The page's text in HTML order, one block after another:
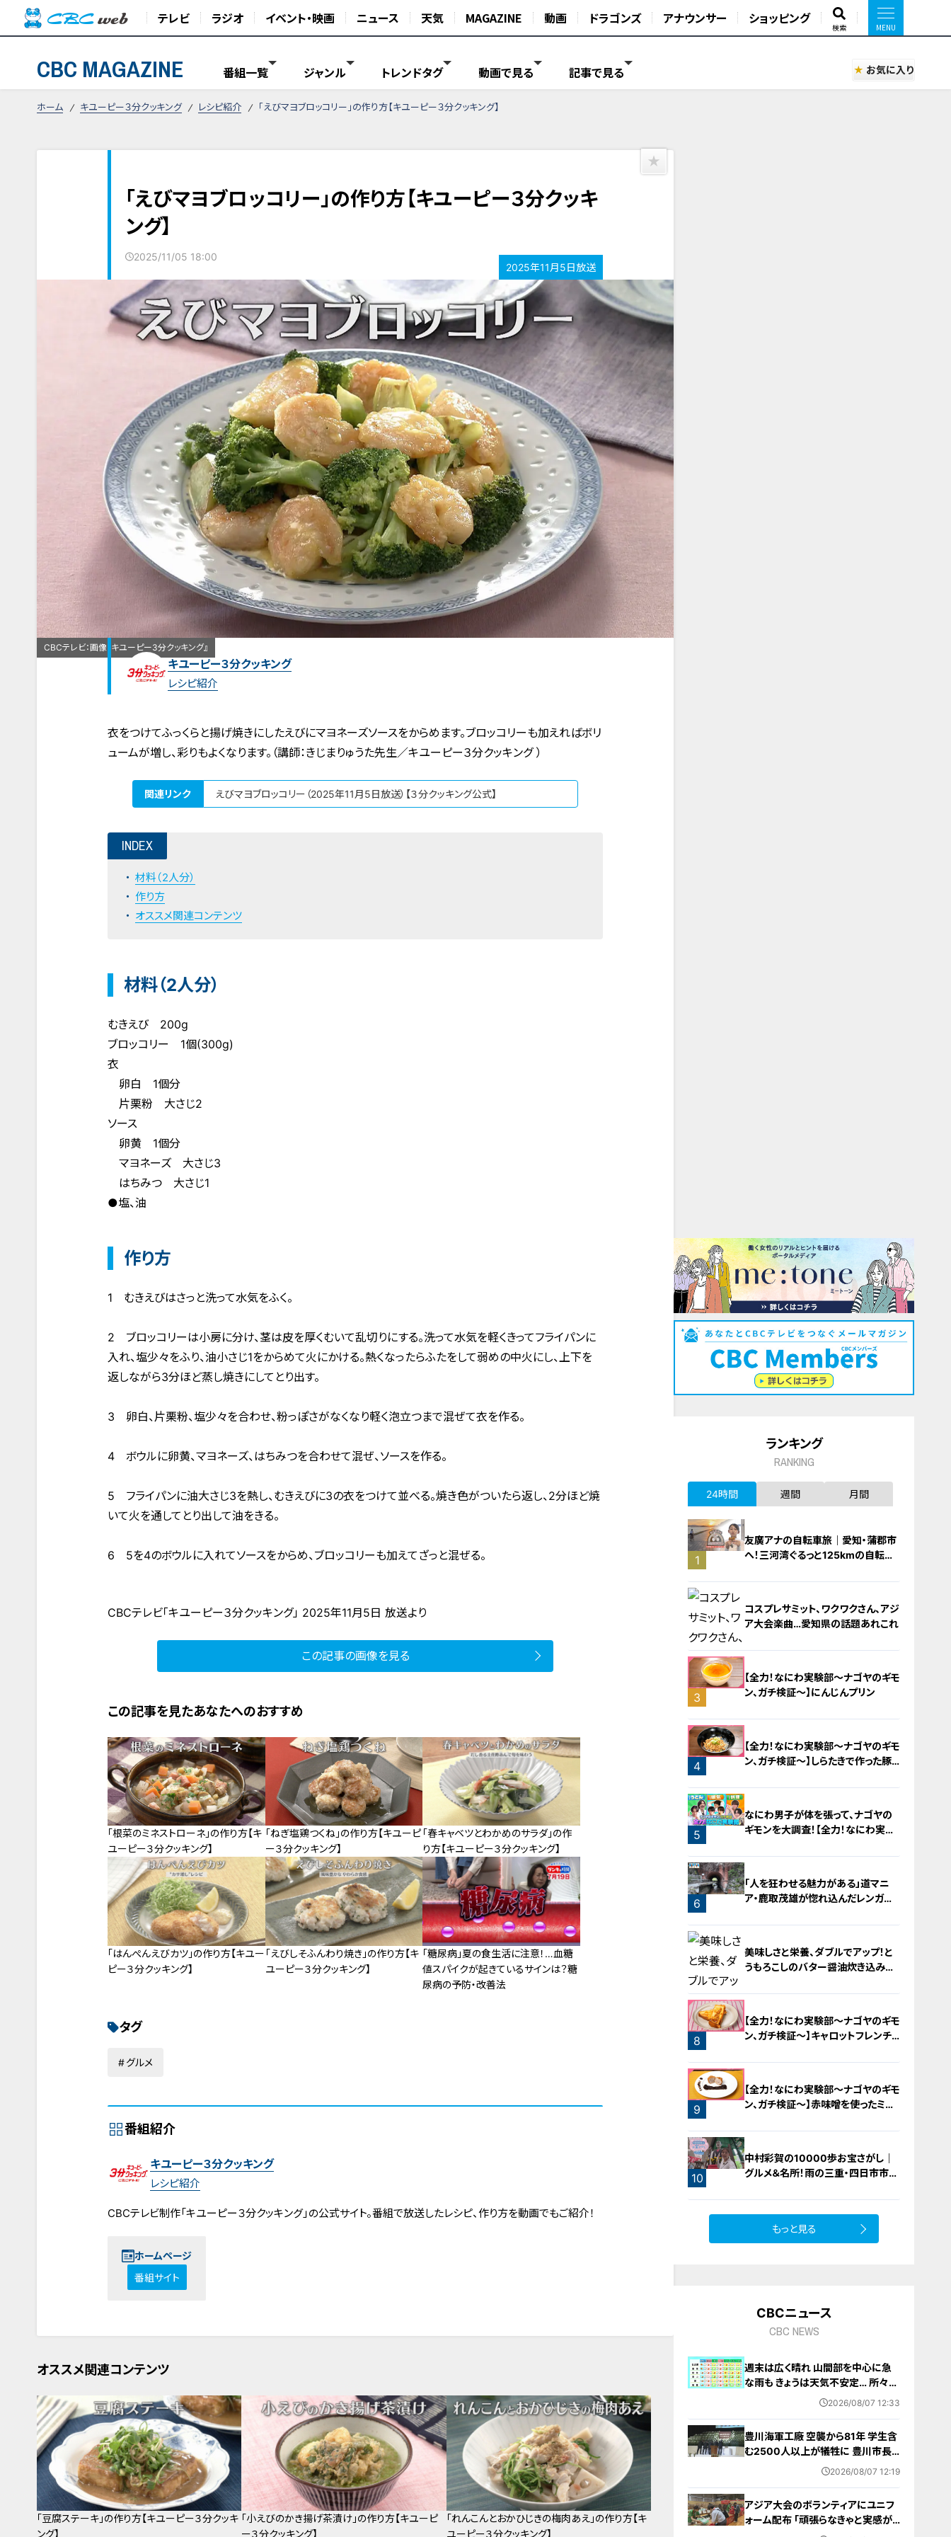
テレビ ラジオ イベント・映画 ニュース 天気 MAGAZINE 動画 ドラゴンズ アナウンサー ショッピング
検索
CBC MAGAZINE 番組一覧 ジャンル トレンドタグ 動画で見る 記事で見る お気に入り
ホーム キユーピー３分クッキング レシピ紹介 「えびマヨブロッコリー」の作り方【キユーピー３分クッキング】
「えびマヨブロッコリー」の作り方【キユーピー３分クッキ
ング】
2025/11/05 18:00
2025年11月5日放送
CBCテレビ：画像『キユーピー3分クッキング』
キユーピー３分クッキング
レシピ紹介
衣をつけてふっくらと揚げ焼きにしたえびにマヨネーズソースをからめます。ブロッコリーも加えればボリ
ュームが増し、彩りもよくなります。（講師：きじまりゅうた先生／キユーピー３分クッキング ）
関連リンク えびマヨブロッコリー（2025年11月5日放送）【３分クッキング公式】
INDEX
材料（2人分）
作り方
オススメ関連コンテンツ
材料（2人分）
むきえび 200g
ブロッコリー 1個(300g)
衣
卵白 1個分
片栗粉 大さじ2
ソース
卵黄 1個分
マヨネーズ 大さじ3
はちみつ 大さじ1
●塩、油
作り方
1 むきえびはさっと洗って水気をふく。
2 ブロッコリーは小房に分け、茎は皮を厚くむいて乱切りにする。洗って水気を軽くきってフライパンに
入れ、塩少々をふり、油小さじ1をからめて火にかける。熱くなったらふたをして弱めの中火にし、上下を
返しながら3分ほど蒸し焼きにしてとり出す。
3 卵白、片栗粉、塩少々を合わせ、粉っぽさがなくなり軽く泡立つまで混ぜて衣を作る。
4 ボウルに卵黄、マヨネーズ、はちみつを合わせて混ぜ、ソースを作る。
5 フライパンに油大さじ3を熱し、むきえびに3の衣をつけて並べる。焼き色がついたら返し、2分ほど焼
いて火を通してとり出して油をきる。
6 5を4のボウルに入れてソースをからめ、ブロッコリーも加えてざっと混ぜる。
CBCテレビ「キユーピー３分クッキング」 2025年11月5日 放送より
この記事の画像を見る
この記事を見たあなたへのおすすめ
「根菜のミネストローネ」の作り方【キ
ユーピー３分クッキング】
「ねぎ塩鶏つくね」の作り方【キユーピ
ー３分クッキング】
「春キャベツとわかめのサラダ」の作
り方【キユーピー３分クッキング】
「はんぺんえびカツ」の作り方【キユー
ピー３分クッキング】
「えびしそふんわり焼き」の作り方【キ
ユーピー３分クッキング】
「糖尿病」夏の食生活に注意！…血糖
値スパイクが起きているサインは？糖
尿病の予防・改善法
タグ
グルメ
番組紹介
キユーピー３分クッキング
レシピ紹介
CBCテレビ制作「キユーピー３分クッキング」の公式サイト。番組で放送したレシピ、作り方を動画でもご紹介！
ホームページ
番組サイト
オススメ関連コンテンツ
「豆腐ステーキ」の作り方【キユーピー３分クッキ
ング】
「小えびのかき揚げ茶漬け」の作り方【キユーピ
ー３分クッキング】
「れんこんとおかひじきの梅肉あえ」の作り方【キ
ユーピー３分クッキング】
ランキング
RANKING
24時間 週間 月間
1
友廣アナの自転車旅｜愛知・蒲郡市
へ！三河湾ぐるっと125kmの自転車
2
コスプレサミット、ワクワクさん、アジ
ア大会楽曲…愛知県の話題あれこれ
3
【全力！なにわ実験部～ナゴヤのギモ
ン、ガチ検証～】にんじんプリン
4
【全力！なにわ実験部～ナゴヤのギモ
ン、ガチ検証～】しらたきで作った豚
5
なにわ男子が体を張って、ナゴヤの
ギモンを大調査！【全力！なにわ実験
6
「人を狂わせる魅力がある」道マニ
ア・鹿取茂雄が惚れ込んだレンガの
7
美味しさと栄養、ダブルでアップ！と
うもろこしのバター醤油炊き込みご
8
【全力！なにわ実験部～ナゴヤのギモ
ン、ガチ検証～】キャロットフレンチ
9
【全力！なにわ実験部～ナゴヤのギモ
ン、ガチ検証～】赤味噌を使ったミル
10
中村彩賀の10000歩お宝さがし｜
グルメ＆名所！雨の三重・四日市市で
もっと見る
CBCニュース
CBC NEWS
週末は広く晴れ 山間部を中心に急
な雨も きょうは天気不安定… 所々で
雨予想 愛知･名古屋･岐阜･三重の天
2026/08/07 12:33
豊川海軍工廠 空襲から81年 学生含
む2500人以上が犠牲に 豊川市長
｢恒久平和に向けて全力を尽くす｣ 平
2026/08/07 12:19
アジア大会のボランティアにユニフ
ォーム配布 ｢頑張らなきゃと実感が
湧いた｣ 名古屋･中区の愛知県体育